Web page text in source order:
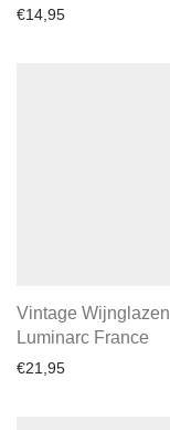
€14,95
Vintage Wijnglazen
Luminarc France
€21,95